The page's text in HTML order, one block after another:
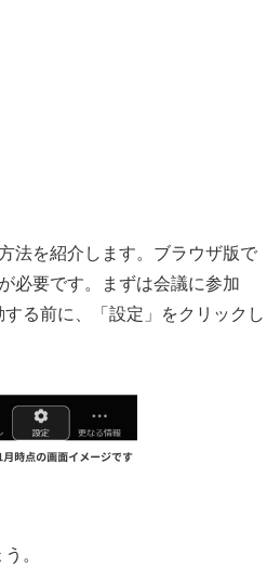
法を紹介します。ブラウザ版で
必要です。まずは会議に参加
る前に、「設定」をクリックし
。